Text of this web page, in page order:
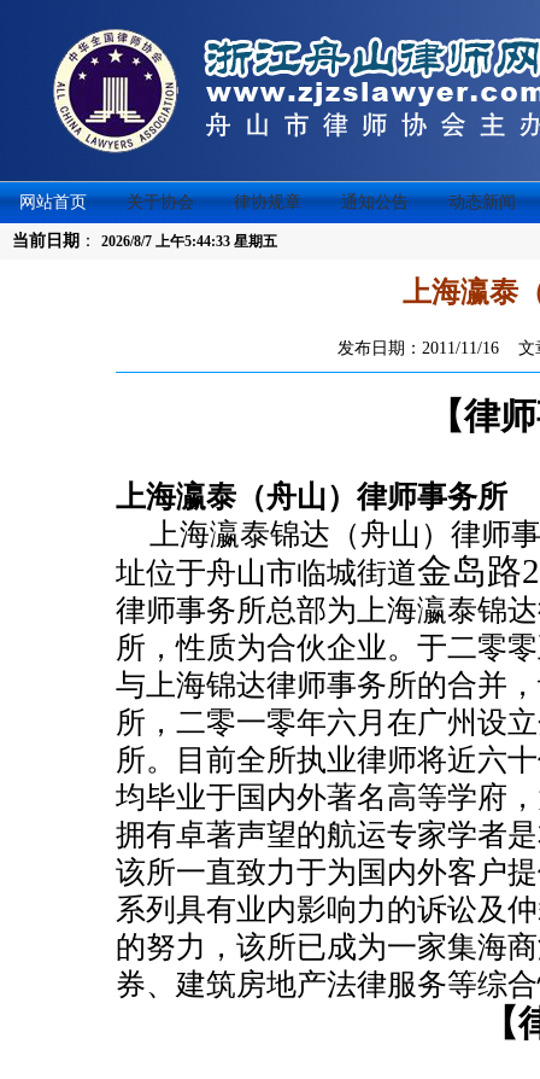
网站首页 关于协会 律协规章 通知公告 动态新闻
当前日期 ： 2026/8/7 上午5:44:33 星期五
上海瀛泰
发布日期：2011/11/16
【律
上海瀛泰（舟山）律师事务所
上海瀛泰锦达（舟山）律师
址位于舟山市临城街道金岛路
律师事务所总部为上海瀛泰锦
所，性质为合伙企业。于二零
与上海锦达律师事务所的合并
所，二零一零年六月在广州设
所。目前全所执业律师将近六
均毕业于国内外著名高等学府
拥有卓著声望的航运专家学者
该所一直致力于为国内外客户
系列具有业内影响力的诉讼及
的努力，该所已成为一家集海
券、建筑房地产法律服务等综